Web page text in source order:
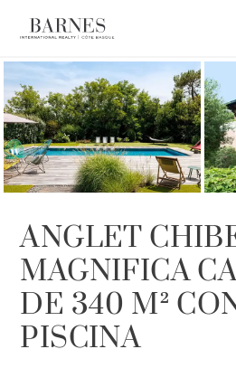
EXCLUSIVIDAD
ANGLET
MAGNIFICA
DE 340 M²
PISCINA